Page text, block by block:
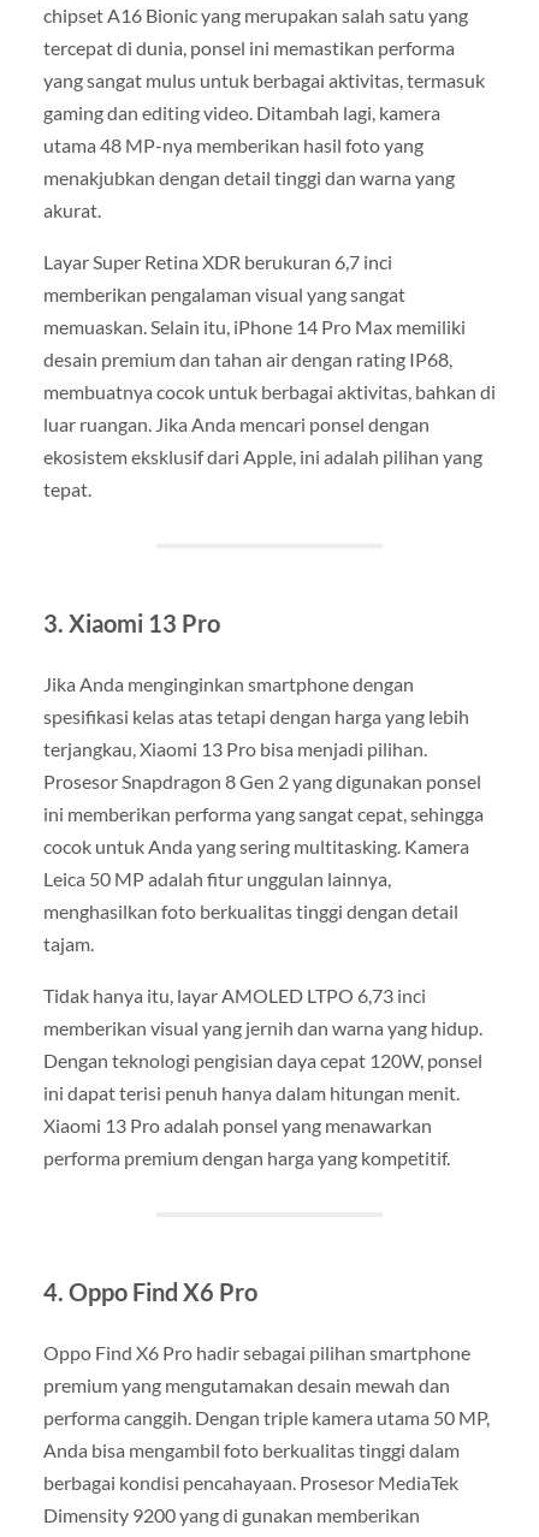
chipset A16 Bionic yang merupakan salah satu yang
tercepat di dunia, ponsel ini memastikan performa
yang sangat mulus untuk berbagai aktivitas, termasuk
gaming dan editing video. Ditambah lagi, kamera
utama 48 MP-nya memberikan hasil foto yang
menakjubkan dengan detail tinggi dan warna yang
akurat.
Layar Super Retina XDR berukuran 6,7 inci
memberikan pengalaman visual yang sangat
memuaskan. Selain itu, iPhone 14 Pro Max memiliki
desain premium dan tahan air dengan rating IP68,
membuatnya cocok untuk berbagai aktivitas, bahkan di
luar ruangan. Jika Anda mencari ponsel dengan
ekosistem eksklusif dari Apple, ini adalah pilihan yang
tepat.
3. Xiaomi 13 Pro
Jika Anda menginginkan smartphone dengan
spesifikasi kelas atas tetapi dengan harga yang lebih
terjangkau, Xiaomi 13 Pro bisa menjadi pilihan.
Prosesor Snapdragon 8 Gen 2 yang digunakan ponsel
ini memberikan performa yang sangat cepat, sehingga
cocok untuk Anda yang sering multitasking. Kamera
Leica 50 MP adalah fitur unggulan lainnya,
menghasilkan foto berkualitas tinggi dengan detail
tajam.
Tidak hanya itu, layar AMOLED LTPO 6,73 inci
memberikan visual yang jernih dan warna yang hidup.
Dengan teknologi pengisian daya cepat 120W, ponsel
ini dapat terisi penuh hanya dalam hitungan menit.
Xiaomi 13 Pro adalah ponsel yang menawarkan
performa premium dengan harga yang kompetitif.
4. Oppo Find X6 Pro
Oppo Find X6 Pro hadir sebagai pilihan smartphone
premium yang mengutamakan desain mewah dan
performa canggih. Dengan triple kamera utama 50 MP,
Anda bisa mengambil foto berkualitas tinggi dalam
berbagai kondisi pencahayaan. Prosesor MediaTek
Dimensity 9200 yang di gunakan memberikan